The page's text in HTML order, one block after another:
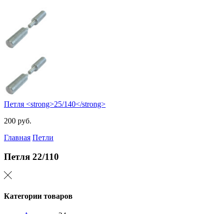
Петля <strong>25/140</strong>
200 руб.
Главная Петли
Петля 22/110
Категории товаров